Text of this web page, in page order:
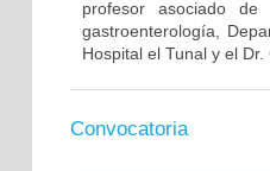
profesor asociado
gastroenterología,
Hospital el Tunal y el
Convocatoria